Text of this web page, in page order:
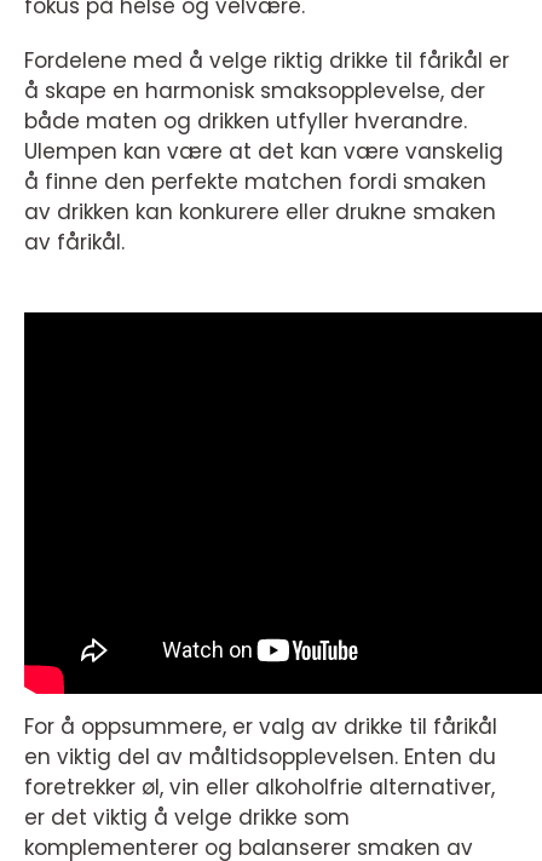
Fordelene med å velge riktig drikke til fårikål er
å skape en harmonisk smaksopplevelse, der
både maten og drikken utfyller hverandre.
Ulempen kan være at det kan være vanskelig
å finne den perfekte matchen fordi smaken
av drikken kan konkurere eller drukne smaken
av fårikål.
For å oppsummere, er valg av drikke til fårikål
en viktig del av måltidsopplevelsen. Enten du
foretrekker øl, vin eller alkoholfrie alternativer,
er det viktig å velge drikke som
komplementerer og balanserer smaken av